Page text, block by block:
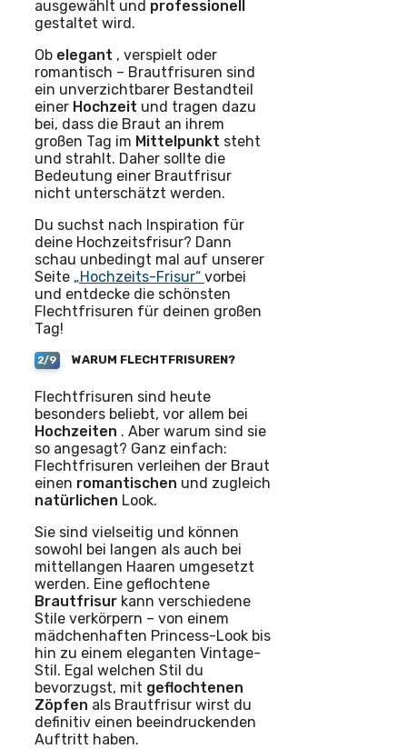
ausgewählt und professionell
gestaltet wird.
Ob elegant , verspielt oder
romantisch – Brautfrisuren sind
ein unverzichtbarer Bestandteil
einer Hochzeit und tragen dazu
bei, dass die Braut an ihrem
großen Tag im Mittelpunkt steht
und strahlt. Daher sollte die
Bedeutung einer Brautfrisur
nicht unterschätzt werden.
Du suchst nach Inspiration für
deine Hochzeitsfrisur? Dann
schau unbedingt mal auf unserer
Seite „Hochzeits-Frisur“ vorbei
und entdecke die schönsten
Flechtfrisuren für deinen großen
Tag!
2/9 WARUM FLECHTFRISUREN?
Flechtfrisuren sind heute
besonders beliebt, vor allem bei
Hochzeiten . Aber warum sind sie
so angesagt? Ganz einfach:
Flechtfrisuren verleihen der Braut
einen romantischen und zugleich
natürlichen Look.
Sie sind vielseitig und können
sowohl bei langen als auch bei
mittellangen Haaren umgesetzt
werden. Eine geflochtene
Brautfrisur kann verschiedene
Stile verkörpern – von einem
mädchenhaften Princess-Look bis
hin zu einem eleganten Vintage-
Stil. Egal welchen Stil du
bevorzugst, mit geflochtenen
Zöpfen als Brautfrisur wirst du
definitiv einen beeindruckenden
Auftritt haben.